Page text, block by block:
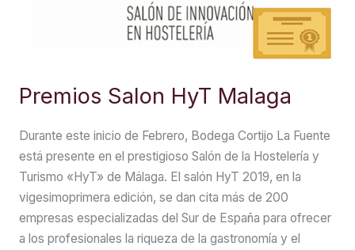
Premios Salon HyT Malaga
Durante este inicio de Febrero, Bodega Cortijo La Fuente
está presente en el prestigioso Salón de la Hostelería y
Turismo «HyT» de Málaga. El salón HyT 2019, en la
vigesimoprimera edición, se dan cita más de 200
empresas especializadas del Sur de España para ofrecer
a los profesionales la riqueza de la gastronomía y el